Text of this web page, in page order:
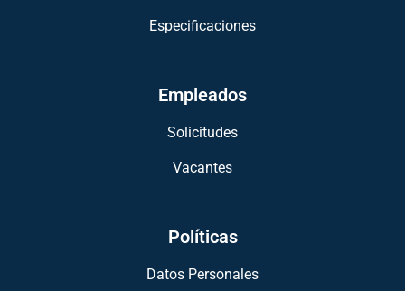
Especificaciones
Empleados
Solicitudes
Vacantes
Políticas
Datos Personales